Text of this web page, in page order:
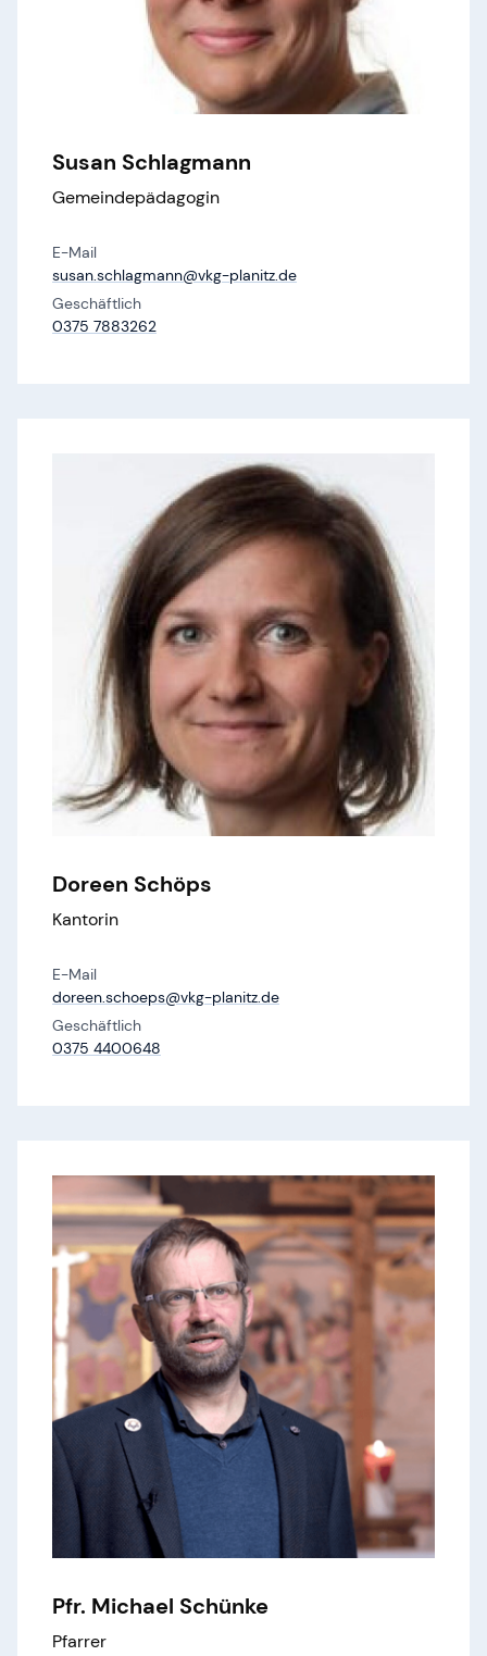
Susan Schlagmann
Gemeindepädagogin
E-Mail
susan.​schlagmann@​vkg-planitz.​de
Geschäftlich
0375 7883262
Doreen Schöps
Kantorin
E-Mail
doreen.​schoeps@​vkg-planitz.​de
Geschäftlich
0375 4400648
Pfr. Michael Schünke
Pfarrer